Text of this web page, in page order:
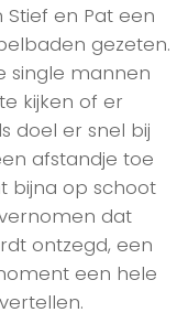
en Pat een
gezeten.
single mannen
kijken of er
doel er snel bij
afstandje toe
bijna op schoot
dat
ontzegd, een
een hele